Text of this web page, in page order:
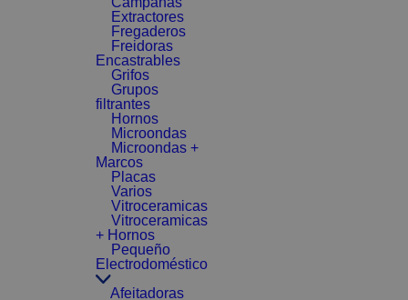
Extractores
Fregaderos
Freidoras
Encastrables
Grifos
Grupos
filtrantes
Hornos
Microondas
Microondas +
Marcos
Placas
Varios
Vitroceramicas
Vitroceramicas
+ Hornos
Pequeño
Electrodoméstico
Afeitadoras